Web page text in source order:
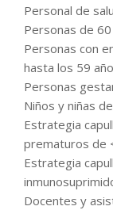
Personal de
Personas de
Personas con
hasta los 59
Personas
Niños y niñas
Estrategia
prematuros de
Estrategia
Docentes y